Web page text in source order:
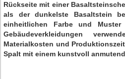
Rückseite mit einer
als der dunkelste Basaltstein
einheitlichen Farbe und
Gebäudeverkleidungen
Materialkosten und
Spalt mit einem kunstvoll